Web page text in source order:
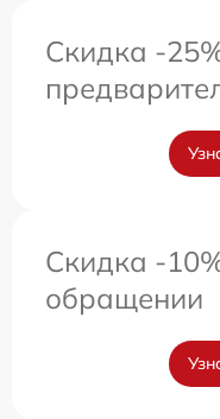
Скидка -
Скидка -
обращении